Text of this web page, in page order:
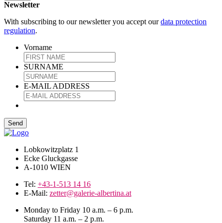
Newsletter
With subscribing to our newsletter you accept ourdata protection
regulation.
Vorname
SURNAME
E-MAIL ADDRESS
Lobkowitzplatz 1
Ecke Gluckgasse
A-1010 WIEN
Tel: +43-1-513 14 16
E-Mail: zetter@galerie-albertina.at
Monday to Friday 10 a.m. – 6 p.m.
Saturday 11 a.m. – 2 p.m.